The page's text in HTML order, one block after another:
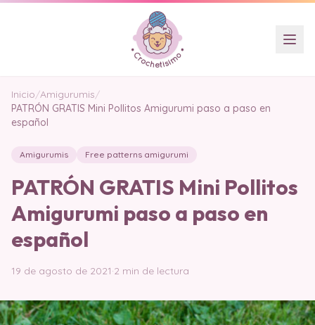
Inicio/Amigurumis/
PATRÓN GRATIS Mini Pollitos Amigurumi paso a paso en
español
Amigurumis Free patterns amigurumi
PATRÓN GRATIS Mini Pollitos
Amigurumi paso a paso en
español
19 de agosto de 2021·2 min de lectura